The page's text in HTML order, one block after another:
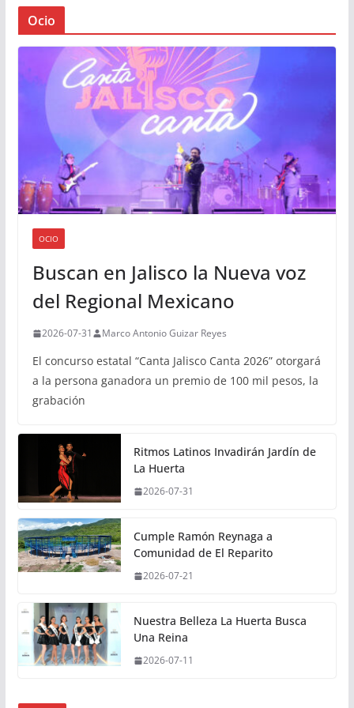
Ocio
OCIO
Buscan en Jalisco la Nueva voz
del Regional Mexicano
2026-07-31 Marco Antonio Guizar Reyes
El concurso estatal “Canta Jalisco Canta 2026” otorgará
a la persona ganadora un premio de 100 mil pesos, la
grabación
Ritmos Latinos Invadirán Jardín de
La Huerta
2026-07-31
Cumple Ramón Reynaga a
Comunidad de El Reparito
2026-07-21
Nuestra Belleza La Huerta Busca
Una Reina
2026-07-11